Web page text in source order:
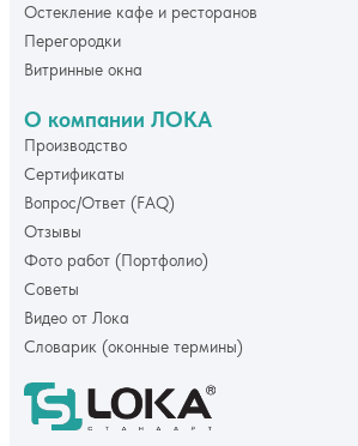
Остекление кафе и ресторанов
Перегородки
Витринные окна
О компании ЛОКА
Производство
Сертификаты
Вопрос/Ответ (FAQ)
Отзывы
Фото работ (Портфолио)
Советы
Видео от Лока
Словарик (оконные термины)